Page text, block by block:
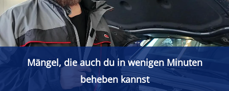
Mängel, die auch du in wenigen Minuten
beheben kannst